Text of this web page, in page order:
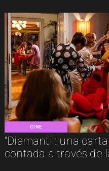
CINE
"Diamanti": una
contada a través de